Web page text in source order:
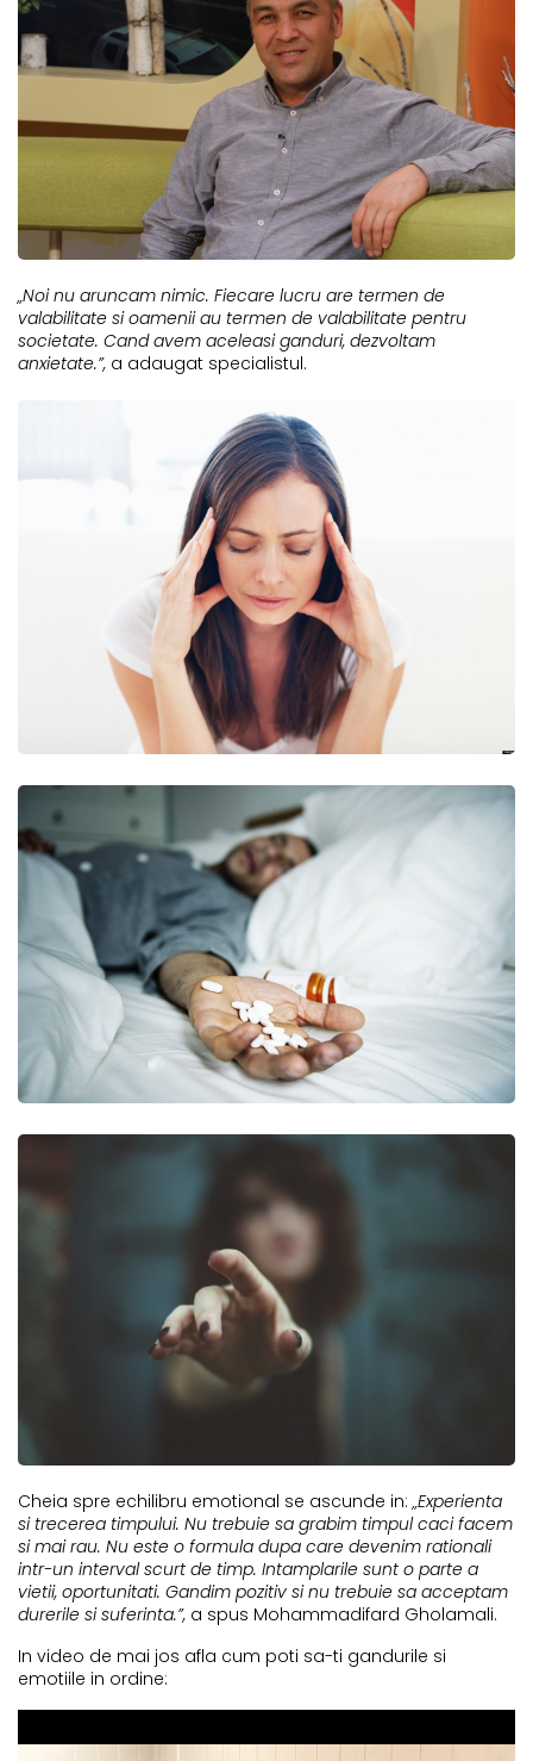
„Noi nu aruncam nimic. Fiecare lucru are termen de
valabilitate si oamenii au termen de valabilitate pentru
societate. Cand avem aceleasi ganduri, dezvoltam
anxietate.”, a adaugat specialistul.
Cheia spre echilibru emotional se ascunde in: „Experienta
si trecerea timpului. Nu trebuie sa grabim timpul caci facem
si mai rau. Nu este o formula dupa care devenim rationali
intr-un interval scurt de timp. Intamplarile sunt o parte a
vietii, oportunitati. Gandim pozitiv si nu trebuie sa acceptam
durerile si suferinta.”, a spus Mohammadifard Gholamali.
In video de mai jos afla cum poti sa-ti gandurile si
emotiile in ordine: